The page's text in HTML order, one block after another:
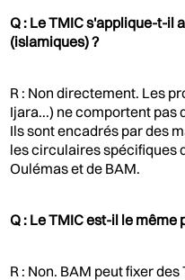
Q : Le TMIC s'applique-t-il
(islamiques) ?
R : Non directement. Les
Ijara...) ne comportent pas
Ils sont encadrés par des
les circulaires spécifiques
Oulémas et de BAM.
Q : Le TMIC est-il le même
R : Non. BAM peut fixer